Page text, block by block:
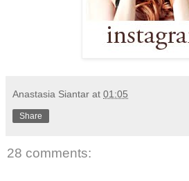
Anastasia Siantar at 01:05
Share
28 comments: